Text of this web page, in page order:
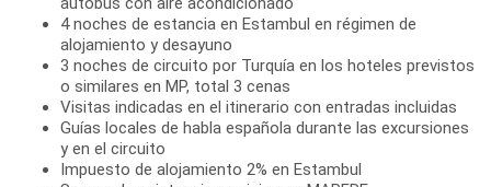
4 noches de estancia en Estambul en régimen de
alojamiento y desayuno
3 noches de circuito por Turquía en los hoteles previstos
o similares en MP, total 3 cenas
Visitas indicadas en el itinerario con entradas incluidas
Guías locales de habla española durante las excursiones
y en el circuito
Impuesto de alojamiento 2% en Estambul